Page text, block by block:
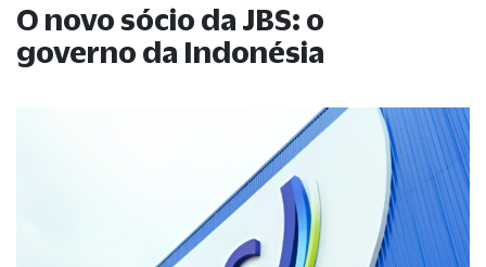
O novo sócio da JBS: o
governo da Indonésia